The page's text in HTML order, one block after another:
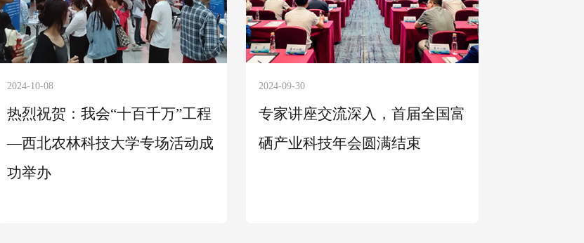
2024-10-08
热烈祝贺：我会“十百千万”工程
—西北农林科技大学专场活动成
功举办
2024-09-30
专家讲座交流深入，首届全国富
硒产业科技年会圆满结束